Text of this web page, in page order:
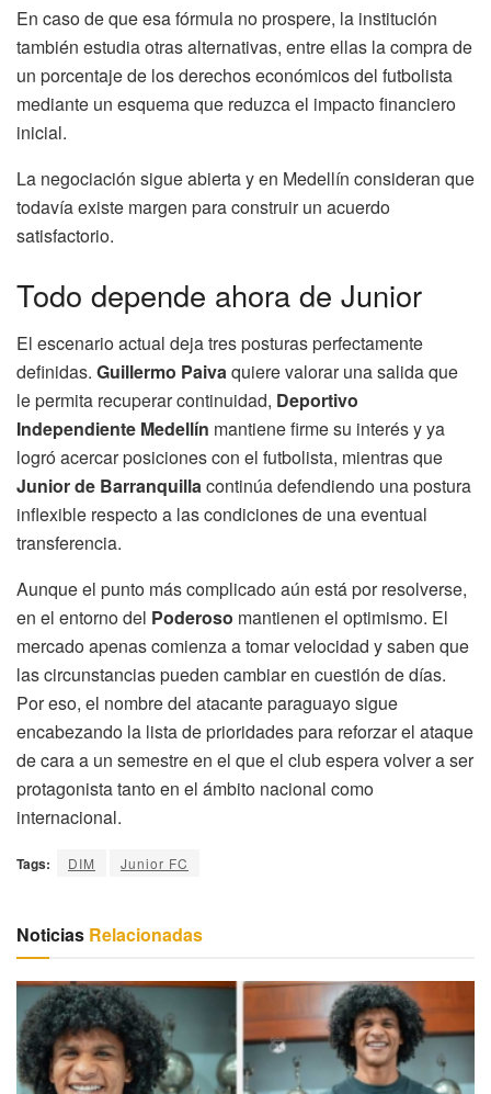
En caso de que esa fórmula no prospere, la institución
también estudia otras alternativas, entre ellas la compra de
un porcentaje de los derechos económicos del futbolista
mediante un esquema que reduzca el impacto financiero
inicial.
La negociación sigue abierta y en Medellín consideran que
todavía existe margen para construir un acuerdo
satisfactorio.
Todo depende ahora de Junior
El escenario actual deja tres posturas perfectamente
definidas. Guillermo Paivaquiere valorar una salida que
le permita recuperar continuidad, Deportivo
Independiente Medellín mantiene firme su interés y ya
logró acercar posiciones con el futbolista, mientras que
Junior de Barranquillacontinúa defendiendo una postura
inflexible respecto a las condiciones de una eventual
transferencia.
Aunque el punto más complicado aún está por resolverse,
en el entorno del Poderoso mantienen el optimismo. El
mercado apenas comienza a tomar velocidad y saben que
las circunstancias pueden cambiar en cuestión de días.
Por eso, el nombre del atacante paraguayo sigue
encabezando la lista de prioridades para reforzar el ataque
de cara a un semestre en el que el club espera volver a ser
protagonista tanto en el ámbito nacional como
internacional.
Tags: DIM Junior FC
Noticias Relacionadas